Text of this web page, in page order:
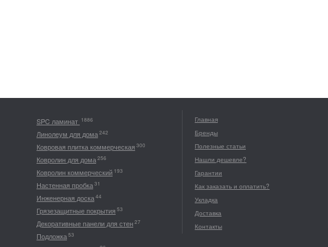
SPC ламинат 1886
Линолеум для дома242
Ковровая плитка коммерческая 300
Ковролин для дома256
Ковролин коммерческий 193
Настенная пробка31
Инженерная доска44
Грязезащитные покрытия 53
Декоративные панели для стен27
Подложка53
Главная
Бренды
Полезные статьи
Нашли дешевле?
Гарантии
Как заказать и оплатить?
Укладка
Доставка
Контакты